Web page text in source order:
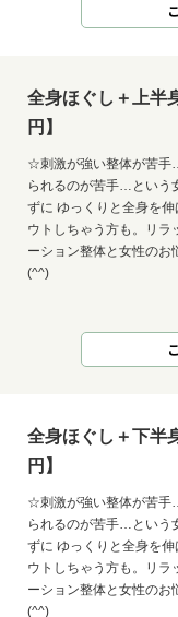
全身ほぐし＋上半
円】
☆刺激が強い整体が苦
られるのが苦手…という
ずに ゆっくりと全身を
ウトしちゃう方も。リラ
ーション整体と女性のお
(^^)
全身ほぐし＋下半
円】
☆刺激が強い整体が苦
られるのが苦手…という
ずに ゆっくりと全身を
ウトしちゃう方も。リラ
ーション整体と女性のお
(^^)